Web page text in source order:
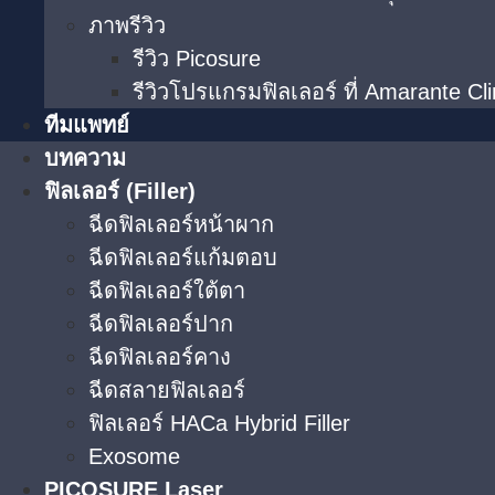
ภาพรีวิว
รีวิว Picosure
รีวิวโปรแกรมฟิลเลอร์ ที่ Amarante
ทีมแพทย์
บทความ
ฟิลเลอร์ (Filler)
ฉีดฟิลเลอร์หน้าผาก
ฉีดฟิลเลอร์แก้มตอบ
ฉีดฟิลเลอร์ใต้ตา​
ฉีดฟิลเลอร์ปาก
ฉีดฟิลเลอร์คาง
ฉีดสลายฟิลเลอร์
ฟิลเลอร์ HACa Hybrid Filler
Exosome
PICOSURE Laser